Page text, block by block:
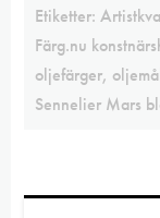
Etiketter:
Färg.nu
oljefärger,
Sennelier Mars